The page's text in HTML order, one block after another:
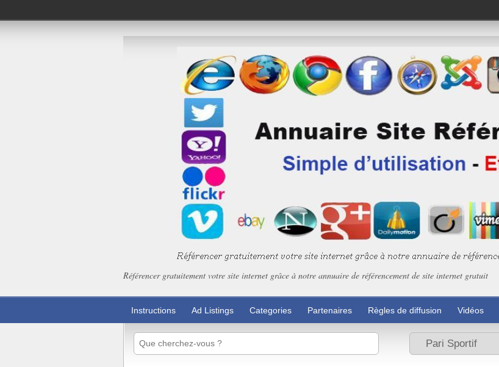
Référencer gratuitement votre site internet grâce à notre annuaire de référencement de site internet gratuit
Instructions Ad Listings Categories Partenaires Règles de diffusion Vidéos